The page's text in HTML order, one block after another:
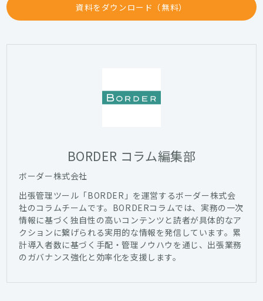
資料をダウンロード（無料）
BORDER コラム編集部
ボーダー株式会社
出張管理ツール「BORDER」を運営するボーダー株式会
社のコラムチームです。BORDERコラムでは、実務の一次
情報に基づく独自性の高いコンテンツと読者が具体的なア
クションに繋げられる実用的な情報を発信しています。累
計導入者数に基づく手配・管理ノウハウを通じ、出張業務
のガバナンス強化と効率化を支援します。